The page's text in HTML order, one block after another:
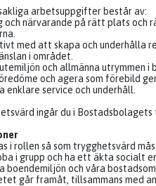
arbetsuppgifter består av:
och närvarande på rätt plats
med att skapa och underhålla
i området.
och allmänna utrymmen i
och agera som förebild
enklare service och underhåll.
ingår du i
i rollen så som trygghetsvärd
i grupp och ha ett äkta socialt
boendemiljön och våra
går framåt, tillsammans med